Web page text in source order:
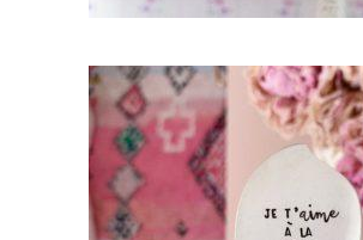
CUILLÈRE À DESSERT GRAVÉE
T’AIME À LA FOLIE
35,00€